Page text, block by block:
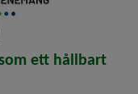
ett hållbart